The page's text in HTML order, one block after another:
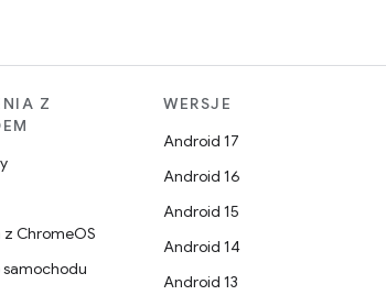
Z
ChromeOS
WERSJE
Android 17
Android 16
Android 15
Android 14
Android 13